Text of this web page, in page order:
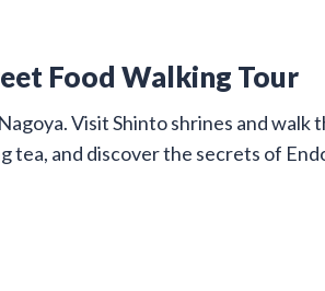
Food Walking Tour
Visit Shinto shrines and walk
tea, and discover the secrets of